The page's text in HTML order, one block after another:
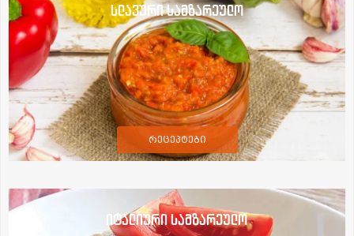
სლავური სამზარეულო
რეცეპტები
იტალიური სამზარეულო